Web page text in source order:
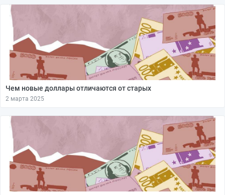
Чем новые доллары отличаются от старых
2 марта 2025